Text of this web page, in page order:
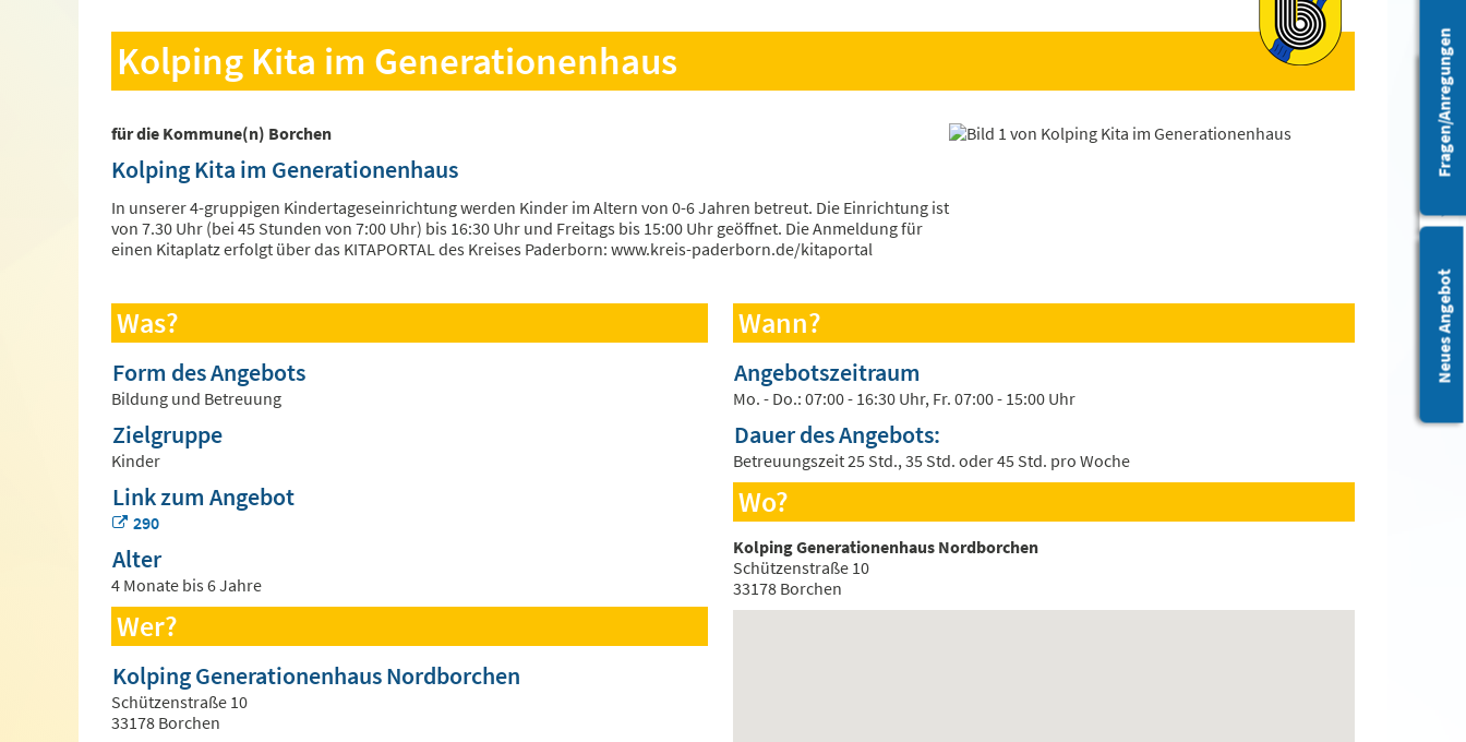
Leichte Sprache
Barrierefreiheit
Neues Angebot
Fragen/Anregungen
Kolping Kita im Generationenhaus
für die Kommune(n) Borchen
Kolping Kita im Generationenhaus
In unserer 4-gruppigen Kindertageseinrichtung werden Kinder im Altern von 0-6 Jahren betreut. Die Einrichtung ist
von 7.30 Uhr (bei 45 Stunden von 7:00 Uhr) bis 16:30 Uhr und Freitags bis 15:00 Uhr geöffnet. Die Anmeldung für
einen Kitaplatz erfolgt über das KITAPORTAL des Kreises Paderborn: www.kreis-paderborn.de/kitaportal
Was?
Form des Angebots
Bildung und Betreuung
Zielgruppe
Kinder
Link zum Angebot
290
Alter
4 Monate bis 6 Jahre
Wer?
Kolping Generationenhaus Nordborchen
Schützenstraße 10
33178 Borchen
Wann?
Angebotszeitraum
Mo. - Do.: 07:00 - 16:30 Uhr, Fr. 07:00 - 15:00 Uhr
Dauer des Angebots:
Betreuungszeit 25 Std., 35 Std. oder 45 Std. pro Woche
Wo?
Kolping Generationenhaus Nordborchen
Schützenstraße 10
33178 Borchen